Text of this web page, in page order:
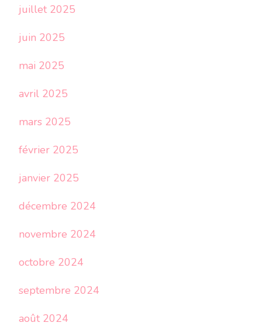
juillet 2025
juin 2025
mai 2025
avril 2025
mars 2025
février 2025
janvier 2025
décembre 2024
novembre 2024
octobre 2024
septembre 2024
août 2024